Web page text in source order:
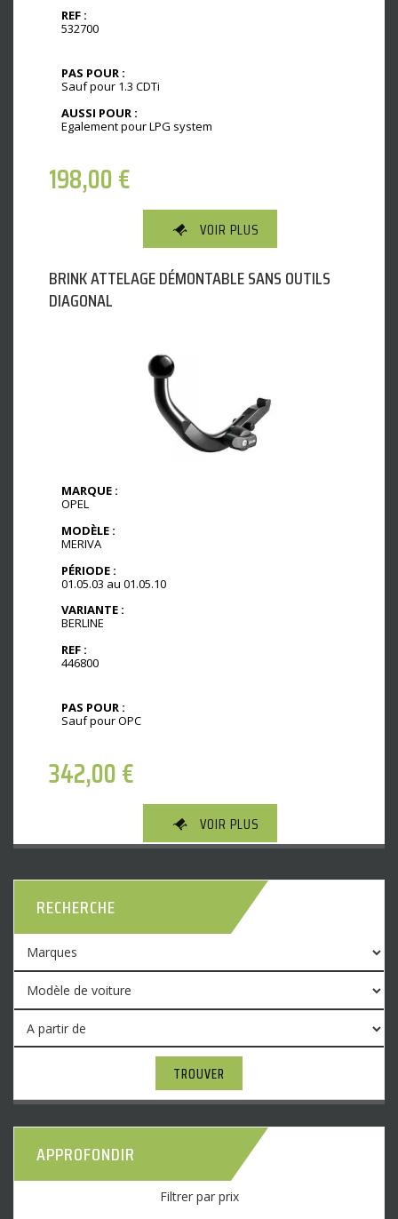
REF :
532700
PAS POUR :
Sauf pour 1.3 CDTi
AUSSI POUR :
Egalement pour LPG system
198,00€
VOIR PLUS
BRINK ATTELAGE DÉMONTABLE SANS OUTILS
DIAGONAL
MARQUE :
OPEL
MODÈLE :
MERIVA
PÉRIODE :
01.05.03 au 01.05.10
VARIANTE :
BERLINE
REF :
446800
PAS POUR :
Sauf pour OPC
342,00€
VOIR PLUS
RECHERCHE
TROUVER
APPROFONDIR
Filtrer par prix